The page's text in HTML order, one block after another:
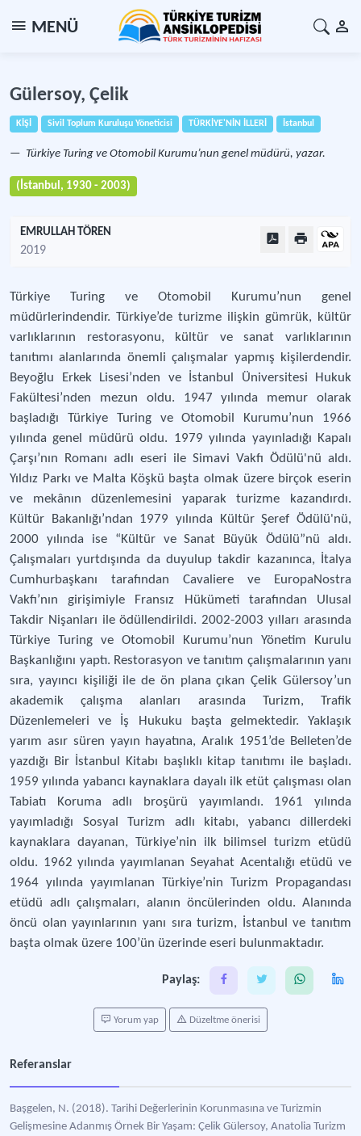
MENÜ
Gülersoy, Çelik
KİŞİ Sivil Toplum Kuruluşu Yöneticisi TÜRKİYE'NİN İLLERİ İstanbul
Türkiye Turing ve Otomobil Kurumu’nun genel müdürü, yazar.
(İstanbul, 1930 - 2003)
EMRULLAH TÖREN
2019
Türkiye Turing ve Otomobil Kurumu’nun genel
müdürlerindendir. Türkiye’de turizme ilişkin gümrük, kültür
varlıklarının restorasyonu, kültür ve sanat varlıklarının
tanıtımı alanlarında önemli çalışmalar yapmış kişilerdendir.
Beyoğlu Erkek Lisesi’nden ve İstanbul Üniversitesi Hukuk
Fakültesi’nden mezun oldu. 1947 yılında memur olarak
başladığı Türkiye Turing ve Otomobil Kurumu’nun 1966
yılında genel müdürü oldu. 1979 yılında yayınladığı Kapalı
Çarşı’nın Romanı adlı eseri ile Simavi Vakfı Ödülü'nü aldı.
Yıldız Parkı ve Malta Köşkü başta olmak üzere birçok eserin
ve mekânın düzenlemesini yaparak turizme kazandırdı.
Kültür Bakanlığı’ndan 1979 yılında Kültür Şeref Ödülü'nü,
2000 yılında ise “Kültür ve Sanat Büyük Ödülü”nü aldı.
Çalışmaları yurtdışında da duyulup takdir kazanınca, İtalya
Cumhurbaşkanı tarafından Cavaliere ve EuropaNostra
Vakfı’nın girişimiyle Fransız Hükümeti tarafından Ulusal
Takdir Nişanları ile ödüllendirildi. 2002-2003 yılları arasında
Türkiye Turing ve Otomobil Kurumu’nun Yönetim Kurulu
Başkanlığını yaptı. Restorasyon ve tanıtım çalışmalarının yanı
sıra, yayıncı kişiliği ile de ön plana çıkan Çelik Gülersoy’un
akademik çalışma alanları arasında Turizm, Trafik
Düzenlemeleri ve İş Hukuku başta gelmektedir. Yaklaşık
yarım asır süren yayın hayatına, Aralık 1951’de Belleten’de
yazdığı Bir İstanbul Kitabı başlıklı kitap tanıtımı ile başladı.
1959 yılında yabancı kaynaklara dayalı ilk etüt çalışması olan
Tabiatı Koruma adlı broşürü yayımlandı. 1961 yılında
yayımladığı Sosyal Turizm adlı kitabı, yabancı dillerdeki
kaynaklara dayanan, Türkiye’nin ilk bilimsel turizm etüdü
oldu. 1962 yılında yayımlanan Seyahat Acentalığı etüdü ve
1964 yılında yayımlanan Türkiye’nin Turizm Propagandası
etüdü adlı çalışmaları, alanın öncülerinden oldu. Alanında
öncü olan yayınlarının yanı sıra turizm, İstanbul ve tanıtım
başta olmak üzere 100’ün üzerinde eseri bulunmaktadır.
Paylaş:
Yorum yap Düzeltme önerisi
Referanslar
Başgelen, N. (2018). Tarihi Değerlerinin Korunmasına ve Turizmin
Gelişmesine Adanmış Örnek Bir Yaşam: Çelik Gülersoy, Anatolia Turizm